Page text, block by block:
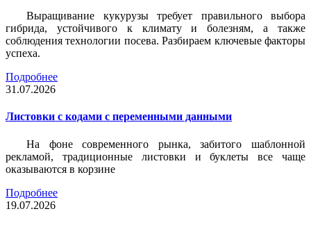
Выращивание кукурузы требует правильного выбора
гибрида, устойчивого к климату и болезням, а также
соблюдения технологии посева. Разбираем ключевые факторы
успеха.
Подробнее
31.07.2026
Листовки c кодами с переменными данными
На фоне современного рынка, забитого шаблонной
рекламой, традиционные листовки и буклеты все чаще
оказываются в корзине
Подробнее
19.07.2026